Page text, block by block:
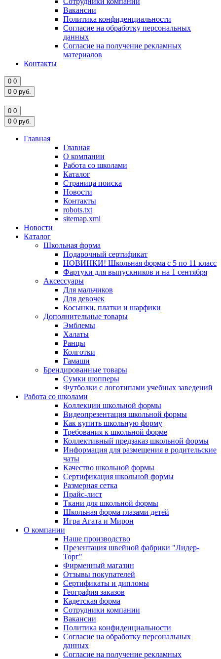
Вакансии
Политика конфиденциальности
Согласие на обработку персональных
данных
Согласие на получение рекламных
материалов
Контакты
0 0
0 0 руб.
0 0
0 0 руб.
Главная
Главная
О компании
Работа со школами
Каталог
Страница поиска
Новости
Контакты
robots.txt
sitemap.xml
Новости
Каталог
Школьная форма
Подарочный сертификат
НОВИНКИ! Школьная форма с 5 по 11 класс
Фартуки для выпускников и на 1 сентября
Аксессуары
Для мальчиков
Для девочек
Косынки, платки и шарфики
Дополнительные товары
Эмблемы
Халаты
Ранцы
Колготки
Гамаши
Брендированные товары
Сумки шопперы
Футболки с логотипами учебных заведений
Работа со школами
Коллекции школьной формы
Видеопрезентация школьной формы
Как купить школьную форму
Требования к школьной форме
Коллективный предзаказ школьной формы
Информация для размещения в родительские
чаты
Качество школьной формы
Сертификация школьной формы
Размерная сетка
Прайс-лист
Ткани для школьной формы
Школьная форма глазами детей
Игра Агата и Мирон
О компании
Наше производство
Презентация швейной фабрики "Лидер-
Торг"
Фирменный магазин
Отзывы покупателей
Сертификаты и дипломы
География заказов
Кадетская форма
Сотрудники компании
Вакансии
Политика конфиденциальности
Согласие на обработку персональных
данных
Согласие на получение рекламных